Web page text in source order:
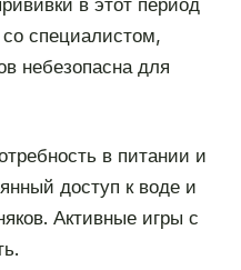
в этот период
специалистом,
небезопасна для
в питании и
доступ к воде и
Активные игры с